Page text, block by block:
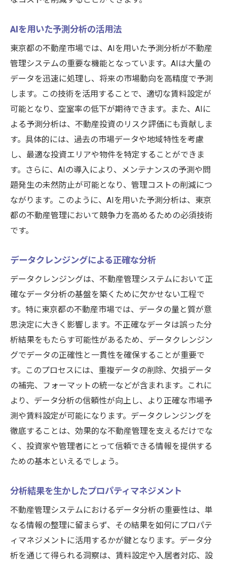
AIを用いた予測分析の活用法
東京都の不動産市場では、AIを用いた予測分析が不動産
管理システムの重要な機能となっています。AIは大量の
データを迅速に処理し、将来の市場動向を高精度で予測
します。この技術を活用することで、適切な賃料設定が
可能となり、空室率の低下が期待できます。また、AIに
よる予測分析は、不動産投資のリスク評価にも貢献しま
す。具体的には、過去の市場データや地域特性を考慮
し、最適な投資エリアや物件を特定することができま
す。さらに、AIの導入により、メンテナンスの予測や問
題発生の未然防止が可能となり、管理コストの削減につ
ながります。このように、AIを用いた予測分析は、東京
都の不動産管理において競争力を高めるための必須技術
です。
データクレンジングによる正確な分析
データクレンジングは、不動産管理システムにおいて正
確なデータ分析の基盤を築くために欠かせない工程で
す。特に東京都の不動産市場では、データの量と質が意
思決定に大きく影響します。不正確なデータは誤った分
析結果をもたらす可能性があるため、データクレンジン
グでデータの正確性と一貫性を確保することが重要で
す。このプロセスには、重複データの削除、欠損データ
の補完、フォーマットの統一などが含まれます。これに
より、データ分析の信頼性が向上し、より正確な市場予
測や賃料設定が可能になります。データクレンジングを
徹底することは、効果的な不動産管理を支えるだけでな
く、投資家や管理者にとって信頼できる情報を提供する
ための基本といえるでしょう。
分析結果を生かしたプロパティマネジメント
不動産管理システムにおけるデータ分析の重要性は、単
なる情報の整理に留まらず、その結果を如何にプロパテ
ィマネジメントに活用するかが鍵となります。データ分
析を通じて得られる洞察は、賃料設定や入居者対応、設